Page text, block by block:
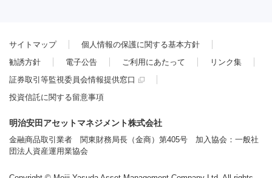
サイトマップ
個人情報の保護に関する基本方針
勧誘方針
電子公告 ご利用にあたって
リンク集
証券取引等監視委員会情報提供窓口
投資信託に関する留意事項
明治安田アセットマネジメント株式会社
金融商品取引業者 関東財務局長（金商）第405号 加入協会：一般社
団法人資産運用業協会